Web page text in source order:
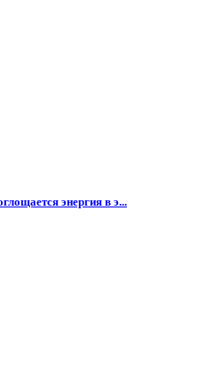
энергия в э...